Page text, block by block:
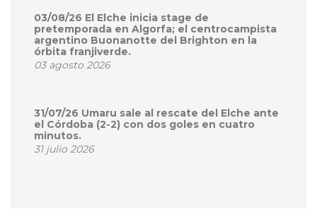
03/08/26 El Elche inicia stage de
pretemporada en Algorfa; el centrocampista
argentino Buonanotte del Brighton en la
órbita franjiverde.
03 agosto 2026
31/07/26 Umaru sale al rescate del Elche ante
el Córdoba (2-2) con dos goles en cuatro
minutos.
31 julio 2026